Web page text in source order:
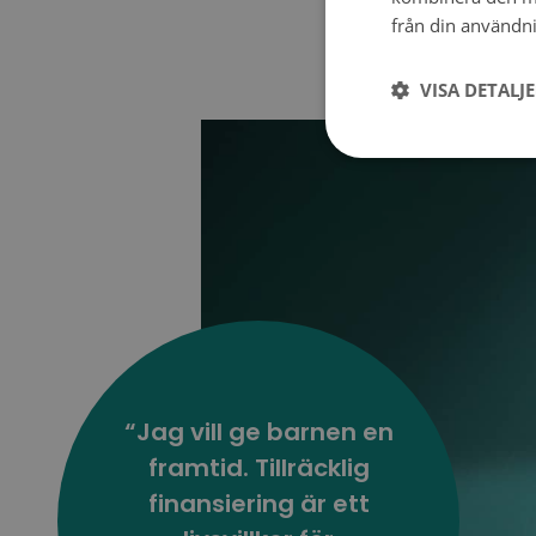
standard också i
“Jag vill ge barnen en
framtid. Tillräcklig
finansiering är ett
från din
VISA